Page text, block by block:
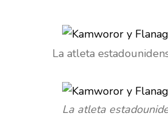
La atleta
La atleta